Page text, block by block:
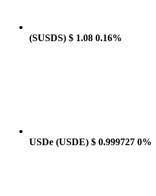
(SUSDS) $ 1.08 0.16%
USDe (USDE) $ 0.999727 0%